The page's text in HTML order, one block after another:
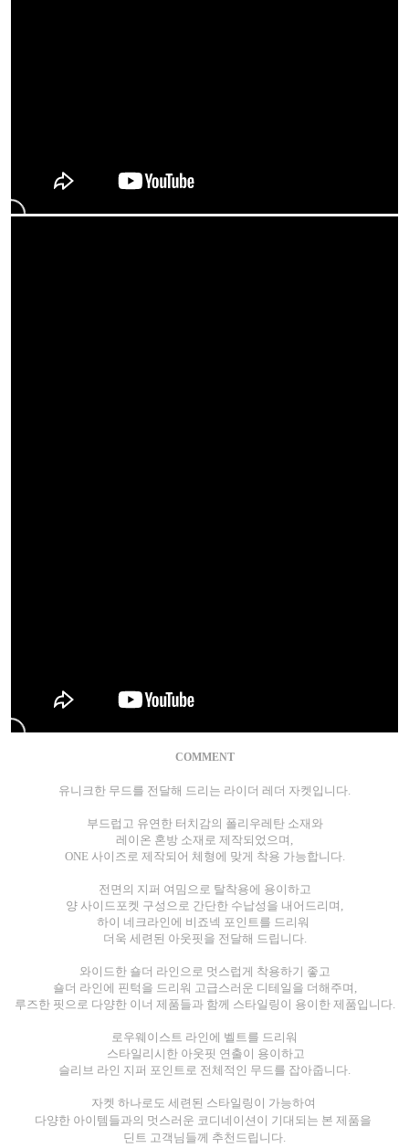
COMMENT
유니크한 무드를 전달해 드리는 라이더 레더 자켓입니다.
부드럽고 유연한 터치감의 폴리우레탄 소재와
레이온 혼방 소재로 제작되었으며,
ONE 사이즈로 제작되어 체형에 맞게 착용 가능합니다.
전면의 지퍼 여밈으로 탈착용에 용이하고
양 사이드포켓 구성으로 간단한 수납성을 내어드리며,
하이 네크라인에 비죠넥 포인트를 드리워
더욱 세련된 아웃핏을 전달해 드립니다.
와이드한 숄더 라인으로 멋스럽게 착용하기 좋고
숄더 라인에 핀턱을 드리워 고급스러운 디테일을 더해주며,
루즈한 핏으로 다양한 이너 제품들과 함께 스타일링이 용이한 제품입니다.
로우웨이스트 라인에 벨트를 드리워
스타일리시한 아웃핏 연출이 용이하고
슬리브 라인 지퍼 포인트로 전체적인 무드를 잡아줍니다.
자켓 하나로도 세련된 스타일링이 가능하여
다양한 아이템들과의 멋스러운 코디네이션이 기대되는 본 제품을
딘트 고객님들께 추천드립니다.